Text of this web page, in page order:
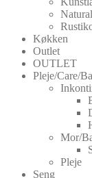
Køkken
Outlet
OUTLET
Pleje/Care/
Mor/
Pleje
Seng